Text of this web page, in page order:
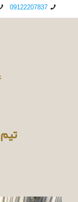
09122207837